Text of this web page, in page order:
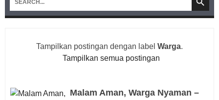
Tampilkan postingan dengan label Warga.
Tampilkan semua postingan
Malam Aman, Warga Nyaman –